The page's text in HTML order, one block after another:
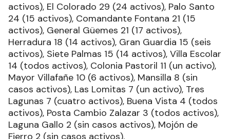
activos), El Colorado 29 (24 activos), Palo Santo
24 (15 activos), Comandante Fontana 21 (15
activos), General Güemes 21 (17 activos),
Herradura 18 (14 activos), Gran Guardia 15 (seis
activos), Siete Palmas 15 (14 activos), Villa Escolar
14 (todos activos), Colonia Pastoril 11 (un activo),
Mayor Villafañe 10 (6 activos), Mansilla 8 (sin
casos activos), Las Lomitas 7 (un activo), Tres
Lagunas 7 (cuatro activos), Buena Vista 4 (todos
activos), Posta Cambio Zalazar 3 (todos activos),
Laguna Gallo 2 (sin casos activos), Mojón de
Fierro 2 (sin casos activos).